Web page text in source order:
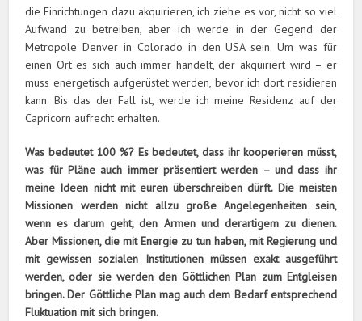
die Einrichtungen dazu akquirieren, ich ziehe es vor, nicht so viel
Aufwand zu betreiben, aber ich werde in der Gegend der
Metropole Denver in Colorado in den USA sein. Um was für
einen Ort es sich auch immer handelt, der akquiriert wird – er
muss energetisch aufgerüstet werden, bevor ich dort residieren
kann. Bis das der Fall ist, werde ich meine Residenz auf der
Capricorn aufrecht erhalten.
Was bedeutet 100 %? Es bedeutet, dass ihr kooperieren müsst,
was für Pläne auch immer präsentiert werden – und dass ihr
meine Ideen nicht mit euren überschreiben dürft. Die meisten
Missionen werden nicht allzu große Angelegenheiten sein,
wenn es darum geht, den Armen und derartigem zu dienen.
Aber Missionen, die mit Energie zu tun haben, mit Regierung und
mit gewissen sozialen Institutionen müssen exakt ausgeführt
werden, oder sie werden den Göttlichen Plan zum Entgleisen
bringen. Der Göttliche Plan mag auch dem Bedarf entsprechend
Fluktuation mit sich bringen.